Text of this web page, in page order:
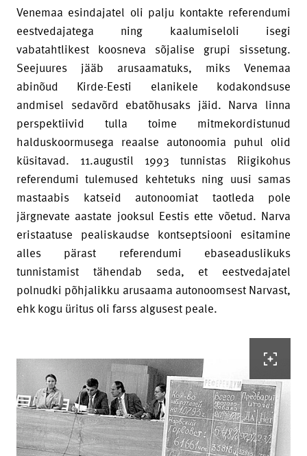
Venemaa esindajatel oli palju kontakte referendumi
eestvedajatega ning kaalumiseloli isegi
vabatahtlikest koosneva sõjalise grupi sissetung.
Seejuures jääb arusaamatuks, miks Venemaa
abinõud Kirde-Eesti elanikele kodakondsuse
andmisel sedavõrd ebatõhusaks jäid. Narva linna
perspektiivid tulla toime mitmekordistunud
halduskoormusega reaalse autonoomia puhul olid
küsitavad. 11.augustil 1993 tunnistas Riigikohus
referendumi tulemused kehtetuks ning uusi samas
mastaabis katseid autonoomiat taotleda pole
järgnevate aastate jooksul Eestis ette võetud. Narva
eristaatuse pealiskaudse kontseptsiooni esitamine
alles pärast referendumi ebaseaduslikuks
tunnistamist tähendab seda, et eestvedajatel
polnudki põhjalikku arusaama autonoomsest Narvast,
ehk kogu üritus oli farss algusest peale.